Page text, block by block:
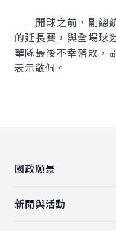
開球之前，副總統
的延長賽，與全場球
華隊最後不幸落敗，
表示敬佩。
國政願景
新聞與活動